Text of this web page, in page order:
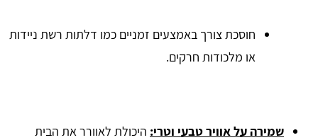
חוסכת צורך באמצעים זמניים כמו דלתות רשת ניידות
או מלכודות חרקים.
שמירה על אוויר טבעי וטרי: היכולת לאוורר את הבית